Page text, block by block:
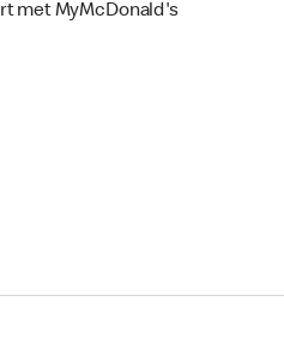
met MyMcDonald's